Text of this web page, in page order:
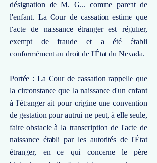
désignation de M. G... comme parent de
l'enfant. La Cour de cassation estime que
l'acte de naissance étranger est régulier,
exempt de fraude et a été établi
conformément au droit de l'État du Nevada.
Portée : La Cour de cassation rappelle que
la circonstance que la naissance d'un enfant
à l'étranger ait pour origine une convention
de gestation pour autrui ne peut, à elle seule,
faire obstacle à la transcription de l'acte de
naissance établi par les autorités de l'État
étranger, en ce qui concerne le père